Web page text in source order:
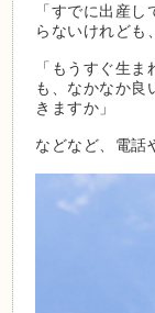
「すでに出産
らないけれども
「もうすぐ生
も、なかなか良
きますか」
などなど、電話